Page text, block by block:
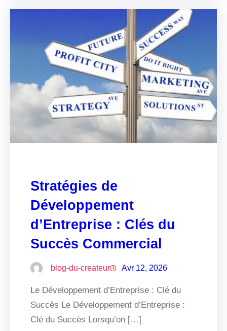
Stratégies de
Développement
d’Entreprise : Clés du
Succès Commercial
blog-du-createur Avr 12, 2026
Le Développement d’Entreprise : Clé du
Succès Le Développement d’Entreprise :
Clé du Succès Lorsqu’on […]